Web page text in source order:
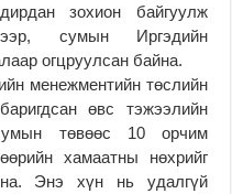
зохион байгуулж
сумын Иргэдийн
огцруулсан байна.
менежментийн төслийн
өвс тэжээлийн
төвөөс 10 орчим
хамаатны нөхрийг
Энэ хүн нь удалгүй